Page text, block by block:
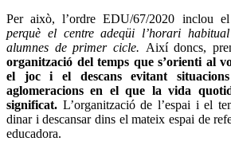
Per això, l’ordre EDU/67/2020 inclou el
perquè el centre adeqüi l’horari
alumnes de primer cicle. Així doncs,
organització del temps que s’orienti al
el joc i el descans evitant situacions
aglomeracions en el que la vida
significat. L’organització de l’espai i el
dinar i descansar dins el mateix espai de
educadora.